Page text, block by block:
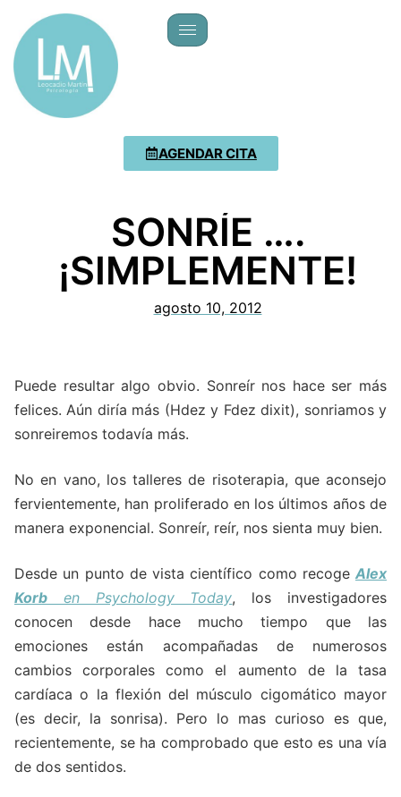
AGENDAR CITA
SONRÍE ….
¡SIMPLEMENTE!
agosto 10, 2012
Puede resultar algo obvio. Sonreír nos hace ser más
felices. Aún diría más (Hdez y Fdez dixit), sonriamos y
sonreiremos todavía más.
No en vano, los talleres de risoterapia, que aconsejo
fervientemente, han proliferado en los últimos años de
manera exponencial. Sonreír, reír, nos sienta muy bien.
Desde un punto de vista científico como recoge Alex
Korb en Psychology Today, los investigadores
conocen desde hace mucho tiempo que las
emociones están acompañadas de numerosos
cambios corporales como el aumento de la tasa
cardíaca o la flexión del músculo cigomático mayor
(es decir, la sonrisa). Pero lo mas curioso es que,
recientemente, se ha comprobado que esto es una vía
de dos sentidos.